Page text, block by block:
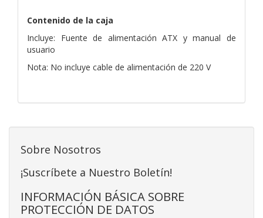
Contenido de la caja
Incluye: Fuente de alimentación ATX y manual de
usuario
Nota: No incluye cable de alimentación de 220 V
Sobre Nosotros
¡Suscríbete a Nuestro Boletín!
INFORMACIÓN BÁSICA SOBRE
PROTECCIÓN DE DATOS